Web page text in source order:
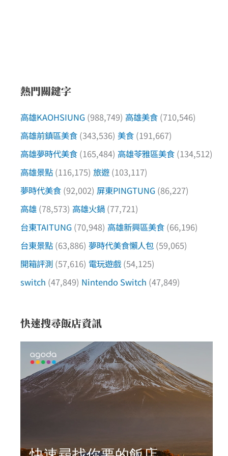
熱門關鍵字
高雄KAOHSIUNG (988,749) 高雄美食 (710,546)
高雄前鎮區美食 (343,536) 美食 (191,667)
高雄夢時代美食 (165,484) 高雄苓雅區美食 (134,512)
高雄景點 (116,175) 旅遊 (103,117)
夢時代美食 (92,002) 屏東PINGTUNG (86,227)
高雄 (78,573) 高雄火鍋 (77,721)
台東TAITUNG (70,948) 高雄新興區美食 (66,196)
台東景點 (63,886) 夢時代美食懶人包 (59,065)
開箱評測 (57,616) 電玩遊戲 (54,125)
switch (47,849) Nintendo Switch (47,849)
快速搜尋飯店資訊